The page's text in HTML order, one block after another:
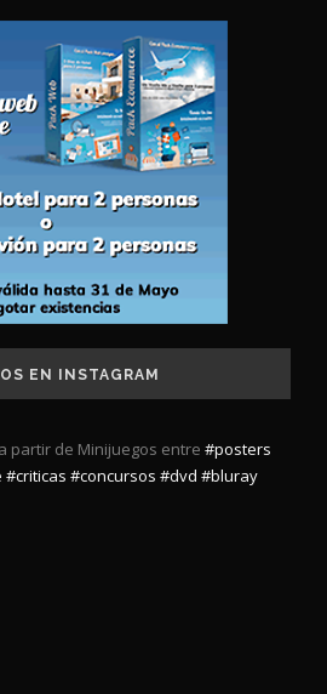
EN INSTAGRAM
partir de Minijuegos entre #posters
#criticas #concursos #dvd #bluray